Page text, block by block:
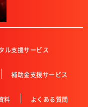
ル支援サービス
補助金支援サービス
料 よくある質問